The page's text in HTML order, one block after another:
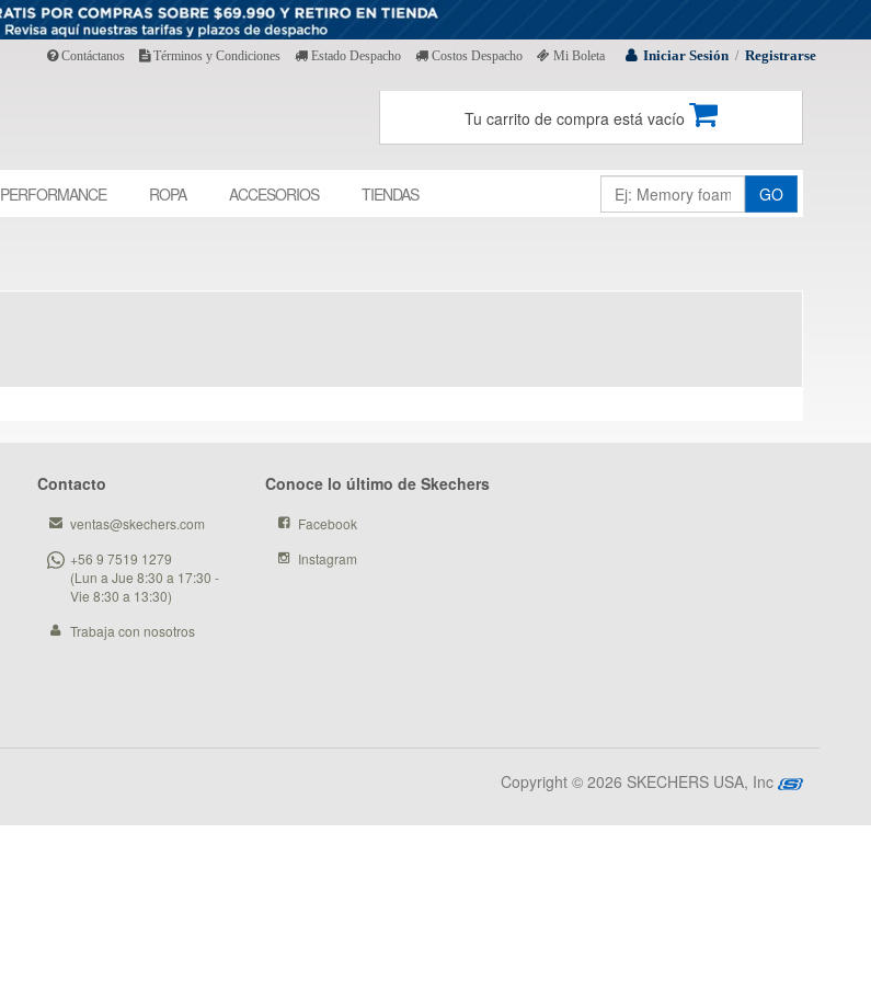
Iniciar Sesión / Registrarse
Contáctanos Términos y Condiciones Estado Despacho Costos Despacho Mi Boleta
Tu carrito de compra está vacío
PERFORMANCE ROPA ACCESORIOS TIENDAS GO
Contacto
ventas@skechers.com
+56 9 7519 1279
(Lun a Jue 8:30 a 17:30 -
Vie 8:30 a 13:30)
Trabaja con nosotros
Conoce lo último de Skechers
Facebook
Instagram
Copyright © 2026 SKECHERS USA, Inc